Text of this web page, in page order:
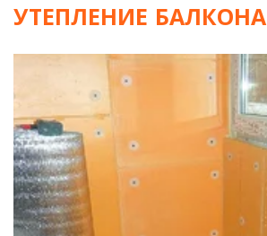
УТЕПЛЕНИЕ БАЛКОНА